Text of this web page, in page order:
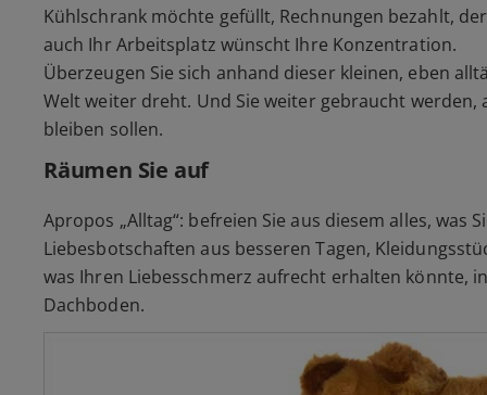
Kühlschrank möchte gefüllt, Rechnungen bezahlt,
auch Ihr Arbeitsplatz wünscht Ihre Konzentration.
Überzeugen Sie sich anhand dieser kleinen, eben
Welt weiter dreht. Und Sie weiter gebraucht werden,
bleiben sollen.
Räumen Sie auf
Apropos „Alltag“: befreien Sie aus diesem alles, was
Liebesbotschaften aus besseren Tagen,
was Ihren Liebesschmerz aufrecht erhalten könnte,
Dachboden.